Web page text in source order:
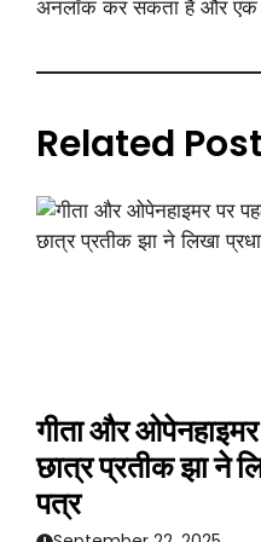
अनलॉक कर सकता है और एक
Related
गीता और
छात्र प्रतीक झा ने
पत्र